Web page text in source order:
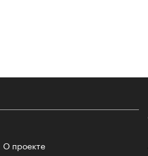
О проекте